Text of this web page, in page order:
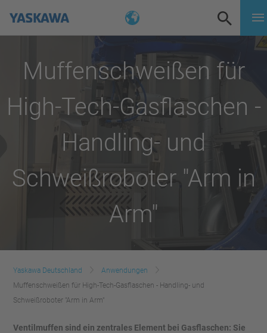
Muffenschweißen für
High-Tech-Gasflaschen -
Handling- und
Schweißroboter "Arm in
Arm"
Yaskawa Deutschland
Anwendungen
Muffenschweißen für High-Tech-Gasflaschen - Handling- und
Schweißroboter "Arm in Arm"
Ventilmuffen sind ein zentrales Element bei Gasflaschen: Sie